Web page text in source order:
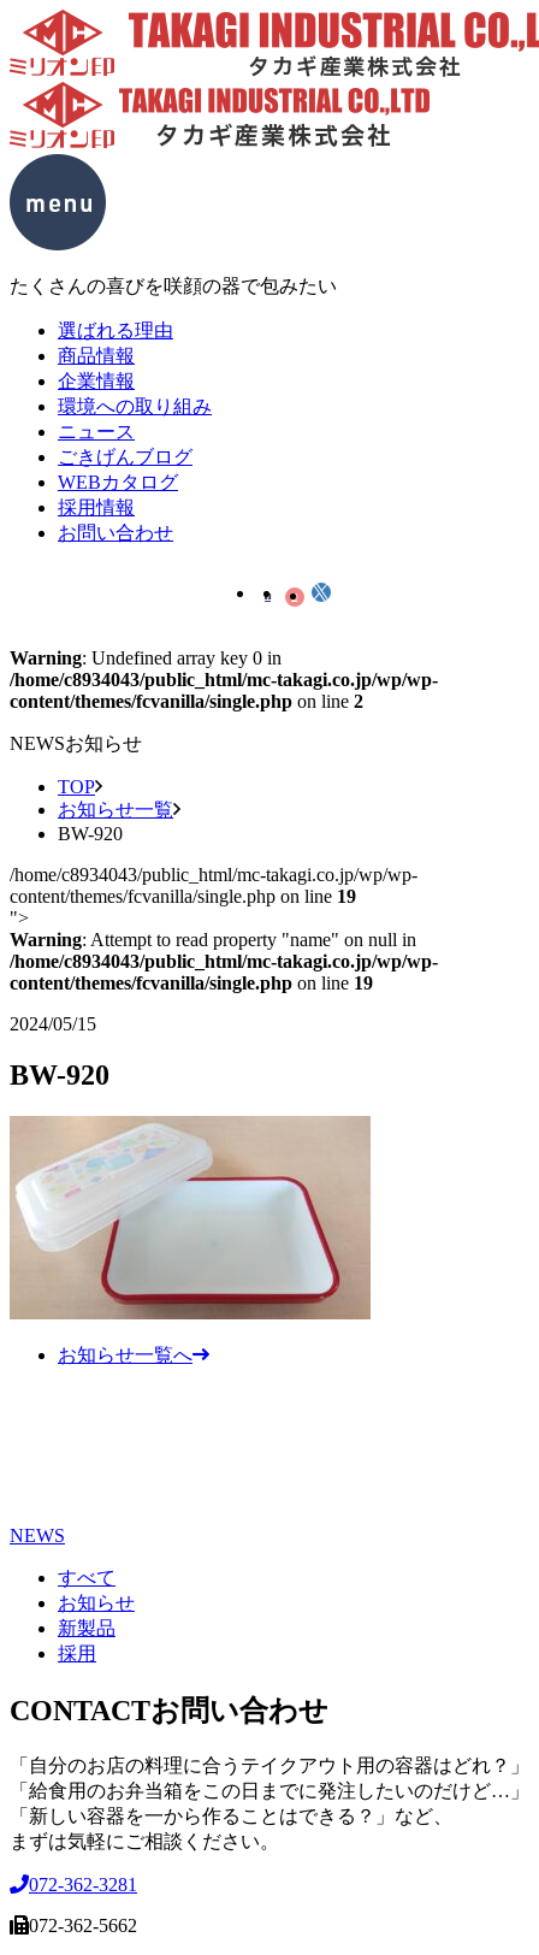
たくさんの喜びを咲顔の器で包みたい
選ばれる理由
商品情報
企業情報
環境への取り組み
ニュース
ごきげんブログ
WEBカタログ
採用情報
お問い合わせ
Warning: Undefined array key 0 in
/home/c8934043/public_html/mc-takagi.co.jp/wp/wp-
content/themes/fcvanilla/single.php on line 2
NEWSお知らせ
TOP
お知らせ一覧
BW-920
/home/c8934043/public_html/mc-takagi.co.jp/wp/wp-
content/themes/fcvanilla/single.php on line 19
">
Warning: Attempt to read property "name" on null in
/home/c8934043/public_html/mc-takagi.co.jp/wp/wp-
content/themes/fcvanilla/single.php on line 19
2024/05/15
BW-920
お知らせ一覧へ
NEWS
すべて
お知らせ
新製品
採用
CONTACTお問い合わせ
「自分のお店の料理に合うテイクアウト用の容器はどれ？」
「給食用のお弁当箱をこの日までに発注したいのだけど…」
「新しい容器を一から作ることはできる？」など、
まずは気軽にご相談ください。
072-362-3281
072-362-5662